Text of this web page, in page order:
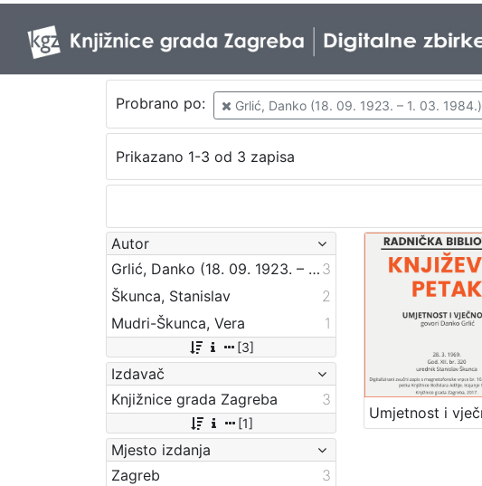
Probrano po: Grlić, Danko (18. 09. 1923. – 1. 03. 1984.)
Prikazano 1-3 od 3 zapisa
Autor
Grlić, Danko (18. 09. 1923. – 1. 03. 1984.) 3
Škunca, Stanislav
2
Mudri-Škunca, Vera
1
[3]
Izdavač
Knjižnice grada Zagreba
3
[1]
Mjesto izdanja
Zagreb
3